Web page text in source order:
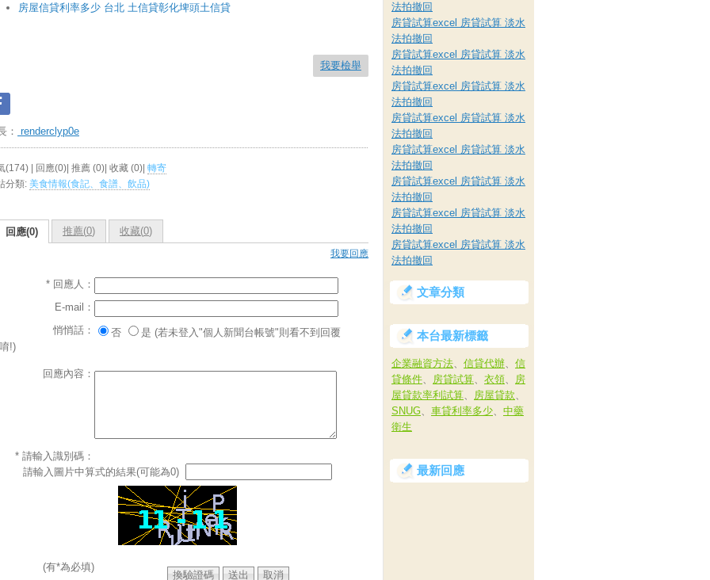
房屋信貸利率多少 台北 土信貸彰化埤頭土信貸
我要檢舉
： renderclyp0e
(174) | 回應(0)| 推薦 (0)| 收藏 (0)| 轉寄
分類: 美食情報(食記、食譜、飲品)
回應(0) 推薦(0) 收藏(0)
我要回應
* 回應人：
E-mail：
悄悄話：
否
是 (若未登入"個人新聞台帳號"則看不到回覆
唷!)
回應內容：
* 請輸入識別碼：
請輸入圖片中算式的結果(可能為0)
(有*為必填)
法拍撤回
房貸試算excel 房貸試算 淡水
法拍撤回
房貸試算excel 房貸試算 淡水
法拍撤回
房貸試算excel 房貸試算 淡水
法拍撤回
房貸試算excel 房貸試算 淡水
法拍撤回
房貸試算excel 房貸試算 淡水
法拍撤回
房貸試算excel 房貸試算 淡水
法拍撤回
房貸試算excel 房貸試算 淡水
法拍撤回
房貸試算excel 房貸試算 淡水
法拍撤回
文章分類
本台最新標籤
企業融資方法、 信貸代辦、 信
貸條件、 房貸試算、 衣領、 房
屋貸款率利試算、 房屋貸款、
SNUG、 車貸利率多少、 中藥
衛生
最新回應